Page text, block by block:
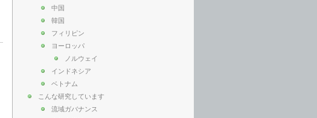
中国
韓国
フィリピン
ヨーロッパ
ノルウェイ
インドネシア
ベトナム
こんな研究しています
流域ガバナンス